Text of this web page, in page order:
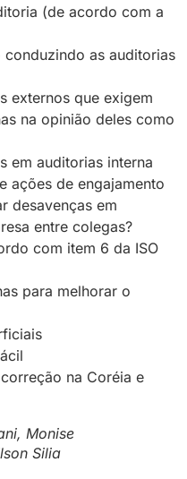
(de acordo com a
as auditorias
externos que exigem
na opinião deles como
em auditorias interna
ações de engajamento
desavenças em
entre colegas?
com item 6 da ISO
para melhorar o
na Coréia e
Monise
Silia